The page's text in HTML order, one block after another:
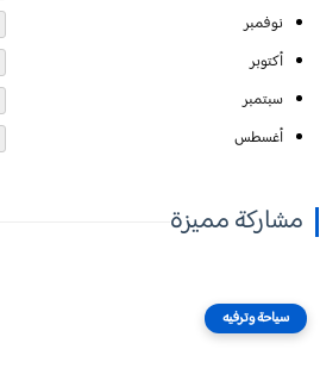
نوفمبر
أكتوبر
سبتمبر
أغسطس
مشاركة مميزة
سياحة وترفيه